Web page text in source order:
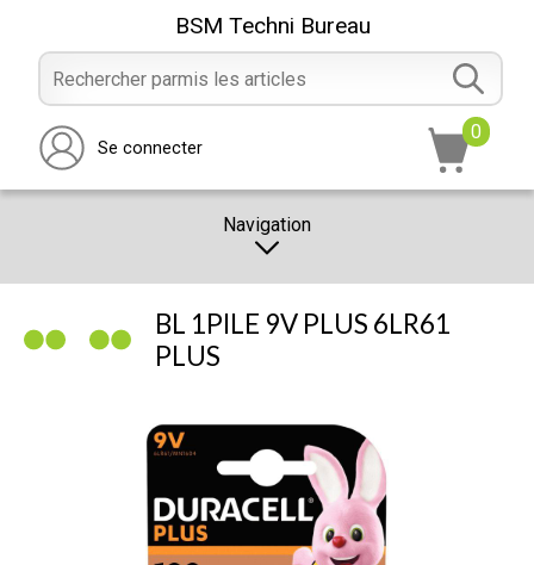
BSM Techni Bureau
Se connecter
0
Navigation
PROMOTION
NOUS CONTACTER
RÉALISATION
BL 1PILE 9V PLUS 6LR61
PLUS